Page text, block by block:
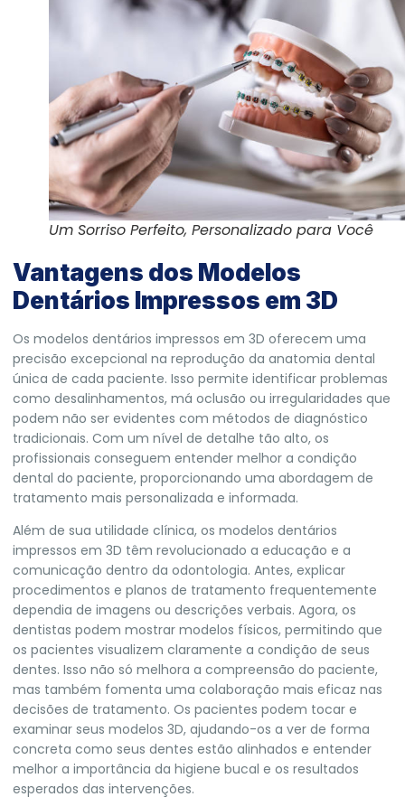
Um Sorriso Perfeito, Personalizado para Você
Vantagens dos Modelos
Dentários Impressos em 3D
Os modelos dentários impressos em 3D oferecem uma
precisão excepcional na reprodução da anatomia dental
única de cada paciente. Isso permite identificar problemas
como desalinhamentos, má oclusão ou irregularidades que
podem não ser evidentes com métodos de diagnóstico
tradicionais. Com um nível de detalhe tão alto, os
profissionais conseguem entender melhor a condição
dental do paciente, proporcionando uma abordagem de
tratamento mais personalizada e informada.
Além de sua utilidade clínica, os modelos dentários
impressos em 3D têm revolucionado a educação e a
comunicação dentro da odontologia. Antes, explicar
procedimentos e planos de tratamento frequentemente
dependia de imagens ou descrições verbais. Agora, os
dentistas podem mostrar modelos físicos, permitindo que
os pacientes visualizem claramente a condição de seus
dentes. Isso não só melhora a compreensão do paciente,
mas também fomenta uma colaboração mais eficaz nas
decisões de tratamento. Os pacientes podem tocar e
examinar seus modelos 3D, ajudando-os a ver de forma
concreta como seus dentes estão alinhados e entender
melhor a importância da higiene bucal e os resultados
esperados das intervenções.